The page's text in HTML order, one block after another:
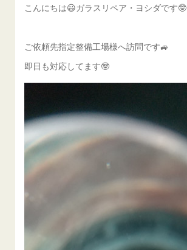
こんにちは😃ガラスリペア・ヨシダです🤓
ご依頼先指定整備工場様へ訪問です🚙
即日も対応してます🤓